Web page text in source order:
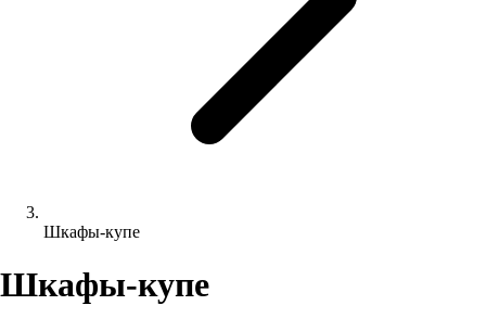
Шкафы-купе
Шкафы-купе